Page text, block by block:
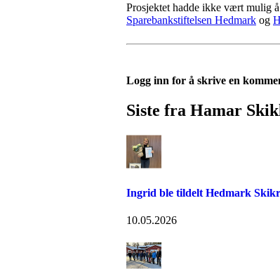
Prosjektet hadde ikke vært mulig
Sparebankstiftelsen Hedmark og
Logg inn for å skrive en
Siste fra Hamar
Ingrid ble tildelt Hedmark
10.05.2026